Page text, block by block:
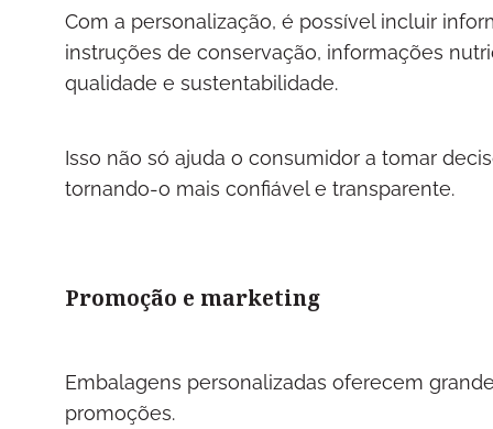
Com a personalização, é possível incluir
instruções de conservação, informações
qualidade e sustentabilidade.
Isso não só ajuda o consumidor a tomar
tornando-o mais confiável e transparente.
Promoção e marketing
Embalagens personalizadas oferecem
promoções.